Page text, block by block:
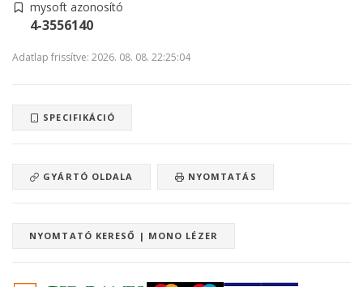
mysoft azonosító
4-3556140
Adatlap frissítve: 2026. 08. 08. 22:25:04
SPECIFIKÁCIÓ
GYÁRTÓ OLDALA NYOMTATÁS
NYOMTATÓ KERESŐ | MONO LÉZER